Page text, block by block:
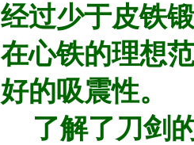
经过少于皮铁
在心铁的理想
好的吸震性。
了解了刀剑